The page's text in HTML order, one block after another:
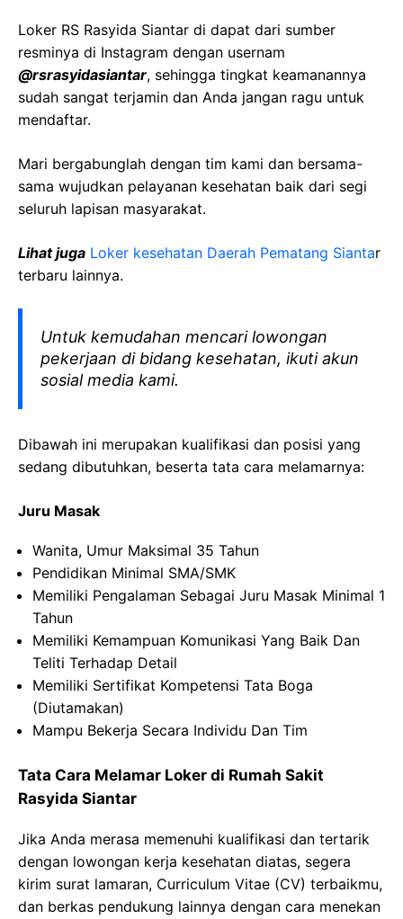
Loker RS Rasyida Siantar di dapat dari sumber
resminya di Instagram dengan usernam
@rsrasyidasiantar, sehingga tingkat keamanannya
sudah sangat terjamin dan Anda jangan ragu untuk
mendaftar.
Mari bergabunglah dengan tim kami dan bersama-
sama wujudkan pelayanan kesehatan baik dari segi
seluruh lapisan masyarakat.
Lihat juga Loker kesehatan Daerah Pematang Siantar
terbaru lainnya.
Untuk kemudahan mencari lowongan
pekerjaan di bidang kesehatan, ikuti akun
sosial media kami.
Dibawah ini merupakan kualifikasi dan posisi yang
sedang dibutuhkan, beserta tata cara melamarnya:
Juru Masak
Wanita, Umur Maksimal 35 Tahun
Pendidikan Minimal SMA/SMK
Memiliki Pengalaman Sebagai Juru Masak Minimal 1
Tahun
Memiliki Kemampuan Komunikasi Yang Baik Dan
Teliti Terhadap Detail
Memiliki Sertifikat Kompetensi Tata Boga
(Diutamakan)
Mampu Bekerja Secara Individu Dan Tim
Tata Cara Melamar Loker di Rumah Sakit
Rasyida Siantar
Jika Anda merasa memenuhi kualifikasi dan tertarik
dengan lowongan kerja kesehatan diatas, segera
kirim surat lamaran, Curriculum Vitae (CV) terbaikmu,
dan berkas pendukung lainnya dengan cara menekan